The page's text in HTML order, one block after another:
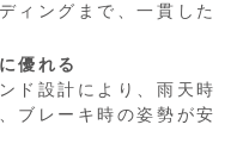
ィングまで、一貫した
優れる
ド設計により、雨天時
ブレーキ時の姿勢が安